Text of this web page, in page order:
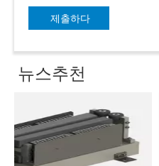
제출하다
뉴스추천